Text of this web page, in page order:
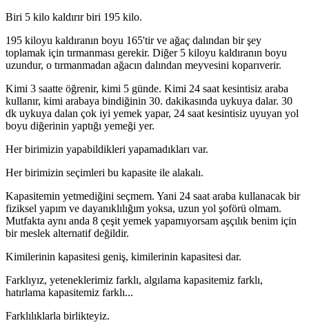
Biri 5 kilo kaldırır biri 195 kilo.
195 kiloyu kaldıranın boyu 165'tir ve ağaç dalından bir şey
toplamak için tırmanması gerekir. Diğer 5 kiloyu kaldıranın boyu
uzundur, o tırmanmadan ağacın dalından meyvesini koparıverir.
Kimi 3 saatte öğrenir, kimi 5 günde. Kimi 24 saat kesintisiz araba
kullanır, kimi arabaya bindiğinin 30. dakikasında uykuya dalar. 30
dk uykuya dalan çok iyi yemek yapar, 24 saat kesintisiz uyuyan yol
boyu diğerinin yaptığı yemeği yer.
Her birimizin yapabildikleri yapamadıkları var.
Her birimizin seçimleri bu kapasite ile alakalı.
Kapasitemin yetmediğini seçmem. Yani 24 saat araba kullanacak bir
fiziksel yapım ve dayanıklılığım yoksa, uzun yol şoförü olmam.
Mutfakta aynı anda 8 çeşit yemek yapamıyorsam aşçılık benim için
bir meslek alternatif değildir.
Kimilerinin kapasitesi geniş, kimilerinin kapasitesi dar.
Farklıyız, yeteneklerimiz farklı, algılama kapasitemiz farklı,
hatırlama kapasitemiz farklı...
Farklılıklarla birlikteyiz.